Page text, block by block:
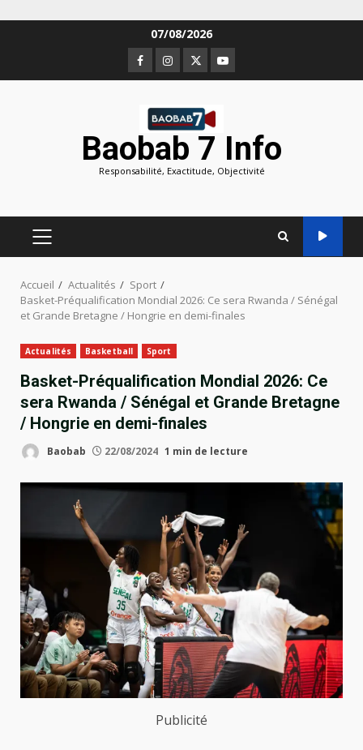
07/08/2026
Facebook
Instagram
TwitterYoutube
Baobab 7 Info
Responsabilité, Exactitude, Objectivité
MENU
PRINCIPAL
Accueil Actualités
Sport
Basket-Préqualification Mondial 2026: Ce sera Rwanda / Sénégal
et Grande Bretagne / Hongrie en demi-finales
Actualités Basketball Sport
Basket-Préqualification Mondial 2026: Ce
sera Rwanda / Sénégal et Grande Bretagne
/ Hongrie en demi-finales
Baobab 22/08/2024 1 min de lecture
Publicité